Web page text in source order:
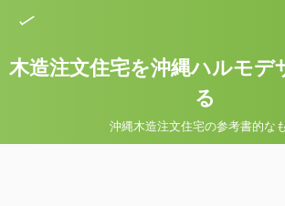
木造注文住宅を沖縄ハルモデ
る
沖縄木造注文住宅の参考書的な